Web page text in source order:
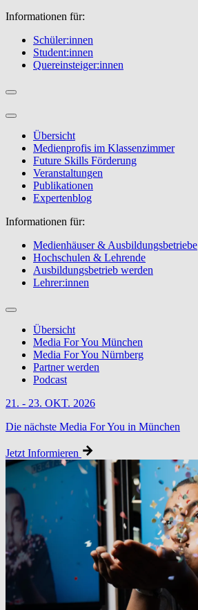
Informationen für:
Schüler:innen
Student:innen
Quereinsteiger:innen
Übersicht
Medienprofis im Klassenzimmer
Future Skills Förderung
Veranstaltungen
Publikationen
Expertenblog
Informationen für:
Medienhäuser & Ausbildungsbetriebe
Hochschulen & Lehrende
Ausbildungsbetrieb werden
Lehrer:innen
Übersicht
Media For You München
Media For You Nürnberg
Partner werden
Podcast
21. - 23. OKT. 2026
Die nächste Media For You in München
Jetzt Informieren